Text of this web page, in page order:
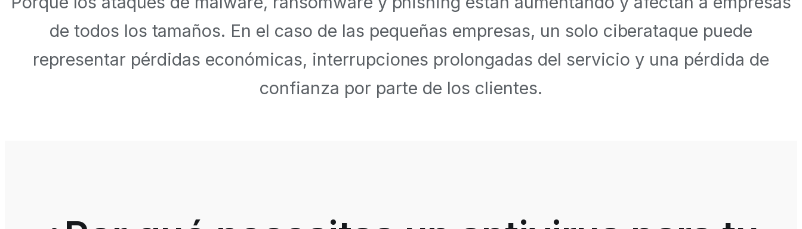
de todos los tamaños. En el caso de las pequeñas empresas, un solo ciberataque puede
representar pérdidas económicas, interrupciones prolongadas del servicio y una pérdida de
confianza por parte de los clientes.